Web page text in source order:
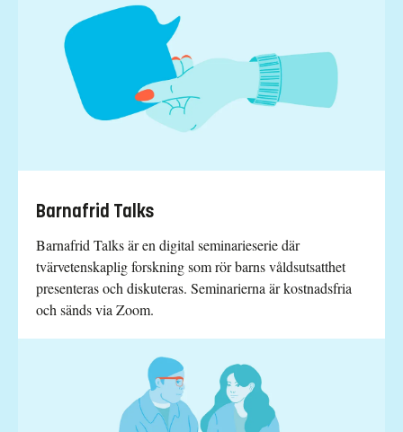
Barnafrid Talks
Barnafrid Talks är en digital seminarieserie där
tvärvetenskaplig forskning som rör barns våldsutsatthet
presenteras och diskuteras. Seminarierna är kostnadsfria
och sänds via Zoom.